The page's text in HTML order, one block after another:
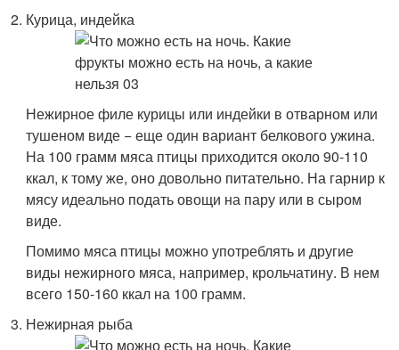
Курица, индейка
Нежирное филе курицы или индейки в отварном или
тушеном виде − еще один вариант белкового ужина.
На 100 грамм мяса птицы приходится около 90-110
ккал, к тому же, оно довольно питательно. На гарнир к
мясу идеально подать овощи на пару или в сыром
виде.
Помимо мяса птицы можно употреблять и другие
виды нежирного мяса, например, крольчатину. В нем
всего 150-160 ккал на 100 грамм.
Нежирная рыба